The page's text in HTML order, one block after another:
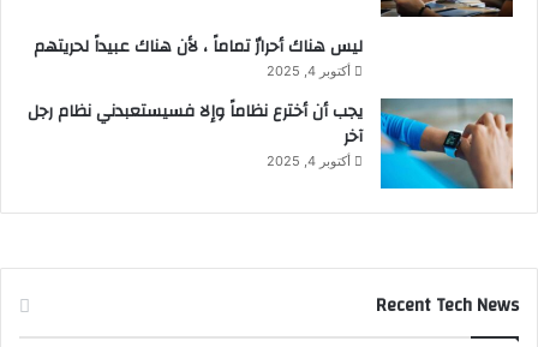
ليس هناك أحرارٌ تماماً ، لأن هناك عبيداً لحريتهم
أكتوبر 4, 2025
يجب أن أخترع نظاماً وإلا فسيستعبدني نظام رجل
آخر
أكتوبر 4, 2025
Recent Tech News